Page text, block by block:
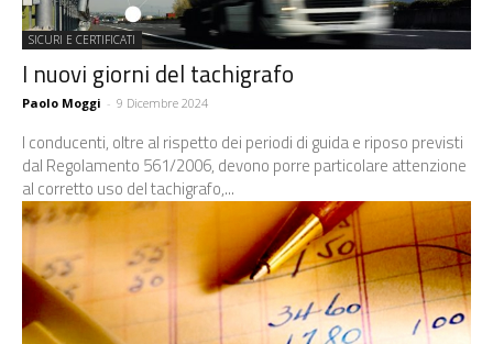
SICURI E CERTIFICATI
I nuovi giorni del tachigrafo
Paolo Moggi - 9 Dicembre 2024
I conducenti, oltre al rispetto dei periodi di guida e riposo previsti
dal Regolamento 561/2006, devono porre particolare attenzione
al corretto uso del tachigrafo,...